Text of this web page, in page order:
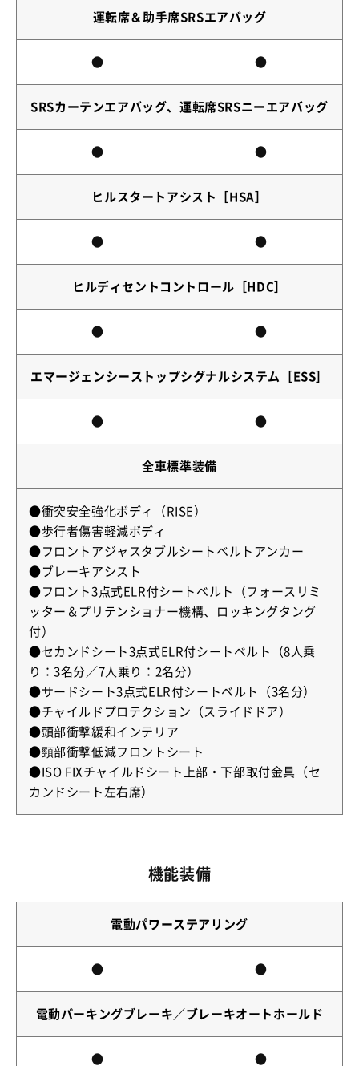
運転席＆助手席SRSエアバッグ
● ●
SRSカーテンエアバッグ、運転席SRSニーエアバッグ
● ●
ヒルスタートアシスト［HSA］
● ●
ヒルディセントコントロール［HDC］
● ●
エマージェンシーストップシグナルシステム［ESS］
● ●
全車標準装備
●衝突安全強化ボディ（RISE）
●歩行者傷害軽減ボディ
●フロントアジャスタブルシートベルトアンカー
●ブレーキアシスト
●フロント3点式ELR付シートベルト（フォースリミ
ッター＆プリテンショナー機構、ロッキングタング
付）
●セカンドシート3点式ELR付シートベルト（8人乗
り：3名分／7人乗り：2名分）
●サードシート3点式ELR付シートベルト（3名分）
●チャイルドプロテクション（スライドドア）
●頭部衝撃緩和インテリア
●頸部衝撃低減フロントシート
●ISO FIXチャイルドシート上部・下部取付金具（セ
カンドシート左右席）
機能装備
電動パワーステアリング
● ●
電動パーキングブレーキ／ブレーキオートホールド
● ●